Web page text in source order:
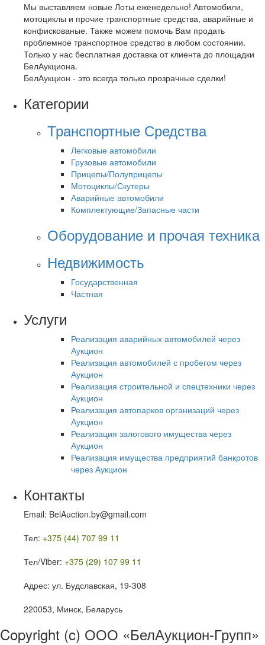
Мы выставляем новые Лоты еженедельно! Автомобили,
мотоциклы и прочие транспортные средства, аварийные и
конфискованые. Также можем помочь Вам продать
проблемное транспортное средство в любом состоянии.
Только у нас бесплатная доставка от клиента до площадки
БелАукциона.
БелАукцион - это всегда только прозрачные сделки!
Категории
Транспортные Средства
Легковые автомобили
Грузовые автомобили
Прицепы/Полуприцепы
Мотоциклы/Скутеры
Аварийные автомобили
Комплектующие/Запасные части
Оборудование и прочая техника
Недвижимость
Государственная
Частная
Услуги
Реализация аварийных автомобилей через
Аукцион
Реализация автомобилей с пробегом через
Аукцион
Реализация строительной и спецтехники через
Аукцион
Реализация автопарков организаций через
Аукцион
Реализация залогового имущества через
Аукцион
Реализация имущества предприятий банкротов
через Аукцион
Контакты
Email: BelAuction.by@gmail.com
Тел: +375 (44) 707 99 11
Тел/Viber: +375 (29) 107 99 11
Адрес: ул. Будславская, 19-308
220053, Минск, Беларусь
Copyright (c) ООО «БелАукцион-Групп»